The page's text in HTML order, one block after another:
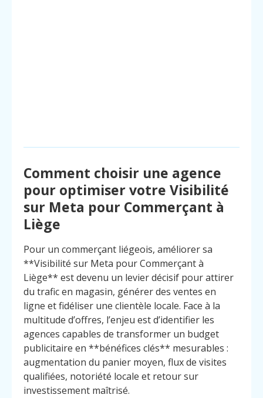
Comment choisir une agence
pour optimiser votre Visibilité
sur Meta pour Commerçant à
Liège
Pour un commerçant liégeois, améliorer sa
**Visibilité sur Meta pour Commerçant à
Liège** est devenu un levier décisif pour attirer
du trafic en magasin, générer des ventes en
ligne et fidéliser une clientèle locale. Face à la
multitude d’offres, l’enjeu est d’identifier les
agences capables de transformer un budget
publicitaire en **bénéfices clés** mesurables :
augmentation du panier moyen, flux de visites
qualifiées, notoriété locale et retour sur
investissement maîtrisé.